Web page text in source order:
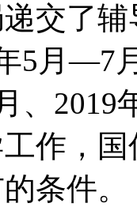
交了
5月—7
、2019
作，
条件。